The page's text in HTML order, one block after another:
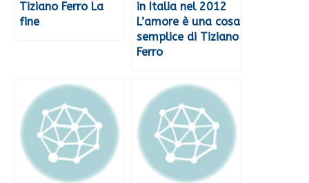
Tiziano Ferro La
fine
in Italia nel 2012
L’amore è una cosa
semplice di Tiziano
Ferro